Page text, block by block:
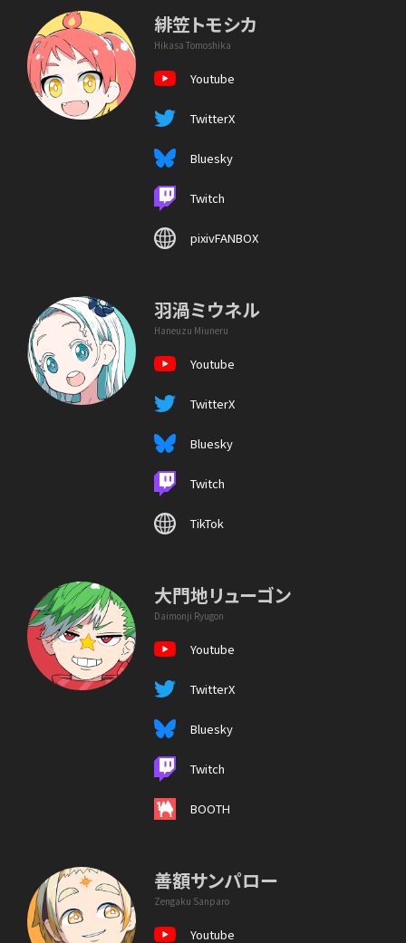
緋笠トモシカ
Hikasa Tomoshika
Youtube
TwitterX
Bluesky
Twitch
pixivFANBOX
羽渦ミウネル
Haneuzu Miuneru
Youtube
TwitterX
Bluesky
Twitch
TikTok
大門地リューゴン
Daimonji Ryugon
Youtube
TwitterX
Bluesky
Twitch
BOOTH
善額サンパロー
Zengaku Sanparo
Youtube